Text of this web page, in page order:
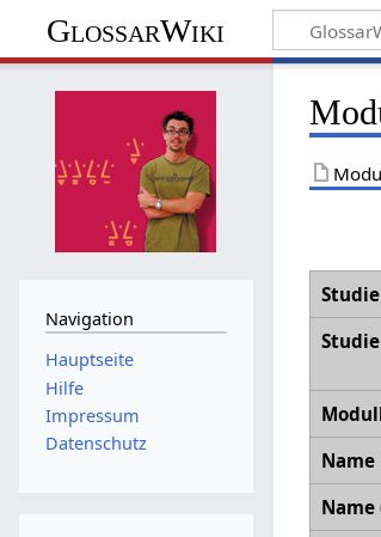
GlossarWiki
Name
Navigation
Hauptseite
Hilfe
Impressum
Datenschutz